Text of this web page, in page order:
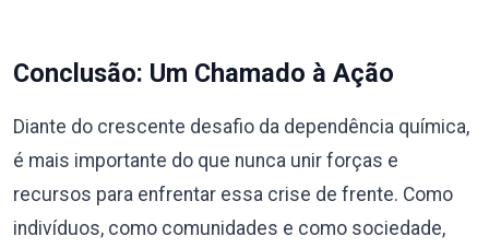
Conclusão: Um Chamado à Ação
Diante do crescente desafio da dependência química,
é mais importante do que nunca unir forças e
recursos para enfrentar essa crise de frente. Como
indivíduos, como comunidades e como sociedade,